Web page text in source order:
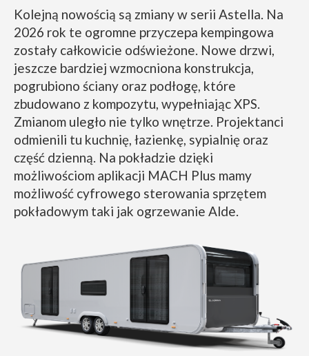
Kolejną nowością są zmiany w serii Astella. Na
2026 rok te ogromne przyczepa kempingowa
zostały całkowicie odświeżone. Nowe drzwi,
jeszcze bardziej wzmocniona konstrukcja,
pogrubiono ściany oraz podłogę, które
zbudowano z kompozytu, wypełniając XPS.
Zmianom uległo nie tylko wnętrze. Projektanci
odmienili tu kuchnię, łazienkę, sypialnię oraz
część dzienną. Na pokładzie dzięki
możliwościom aplikacji MACH Plus mamy
możliwość cyfrowego sterowania sprzętem
pokładowym taki jak ogrzewanie Alde.